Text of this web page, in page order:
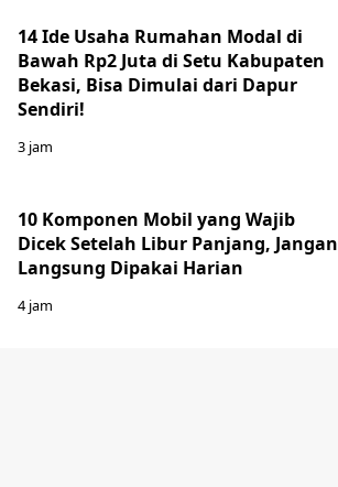
14 Ide Usaha Rumahan Modal di
Bawah Rp2 Juta di Setu Kabupaten
Bekasi, Bisa Dimulai dari Dapur
Sendiri!
3 jam
10 Komponen Mobil yang Wajib
Dicek Setelah Libur Panjang, Jangan
Langsung Dipakai Harian
4 jam